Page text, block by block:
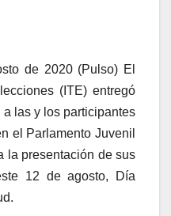
de 2020 (Pulso) El
(ITE) entregó
las y los participantes
el Parlamento Juvenil
la presentación de sus
12 de agosto, Día